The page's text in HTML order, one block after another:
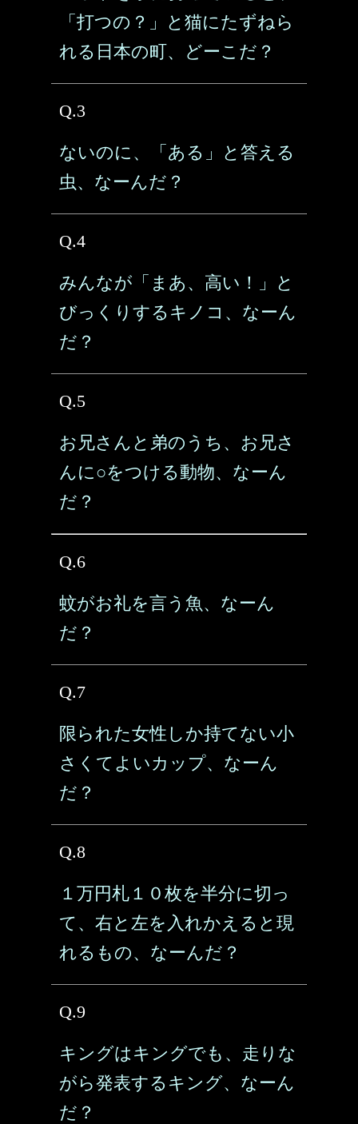
「打つの？」と猫にたずねら
れる日本の町、どーこだ？
Q.3
ないのに、「ある」と答える
虫、なーんだ？
Q.4
みんなが「まあ、高い！」と
びっくりするキノコ、なーん
だ？
Q.5
お兄さんと弟のうち、お兄さ
んに○をつける動物、なーん
だ？
Q.6
蚊がお礼を言う魚、なーん
だ？
Q.7
限られた女性しか持てない小
さくてよいカップ、なーん
だ？
Q.8
１万円札１０枚を半分に切っ
て、右と左を入れかえると現
れるもの、なーんだ？
Q.9
キングはキングでも、走りな
がら発表するキング、なーん
だ？